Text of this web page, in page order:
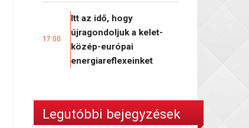
17:00
Itt az idő, hogy
újragondoljuk a kelet-
közép-európai
energiareflexeinket
Legutóbbi bejegyzések